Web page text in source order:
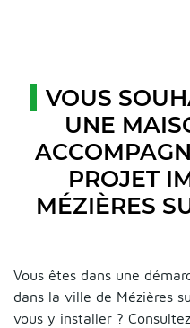
VOUS
UNE
PROJET
MÉZIÈRES
Vous êtes dans une
dans la ville de Mézières
vous y installer ?